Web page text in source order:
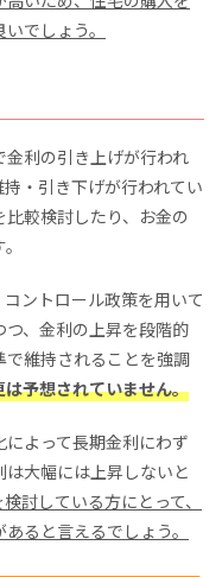
でしょう。
利の引き上げが行われ
・引き下げが行われてい
較検討したり、お金の
ントロール政策を用いて
、金利の上昇を段階的
維持されることを強調
予想されていません。
よって長期金利にわず
大幅には上昇しないと
討している方にとって、
ると言えるでしょう。